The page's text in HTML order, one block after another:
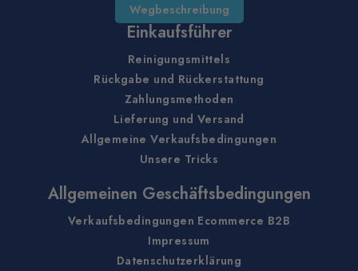
Wegbeschreibung
Einkaufsführer
Reinigungsmittels
Rückgabe und Rückerstattung
Zahlungsmethoden
Lieferung und Versand
Allgemeine Verkaufsbedingungen
Unsere Tricks
Allgemeinen Geschäftsbedingungen
Verkaufsbedingungen Ecommerce B2B
Impressum
Datenschutzerklärung